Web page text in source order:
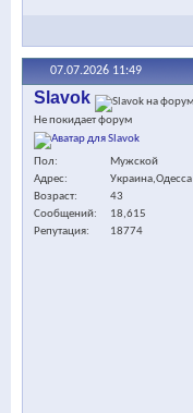
07.07.2026 11:49
Slavok
Не покидает форум
Пол
Мужской
Адрес
Украина,Одесса
Возраст
43
Сообщений
18,615
Репутация
18774